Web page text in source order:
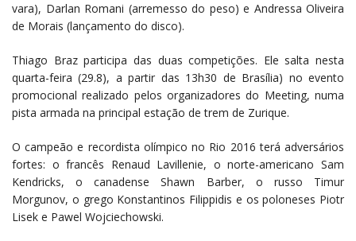
vara), Darlan Romani (arremesso do peso) e Andressa Oliveira
de Morais (lançamento do disco).
Thiago Braz participa das duas competições. Ele salta nesta
quarta-feira (29.8), a partir das 13h30 de Brasília) no evento
promocional realizado pelos organizadores do Meeting, numa
pista armada na principal estação de trem de Zurique.
O campeão e recordista olímpico no Rio 2016 terá adversários
fortes: o francês Renaud Lavillenie, o norte-americano Sam
Kendricks, o canadense Shawn Barber, o russo Timur
Morgunov, o grego Konstantinos Filippidis e os poloneses Piotr
Lisek e Pawel Wojciechowski.